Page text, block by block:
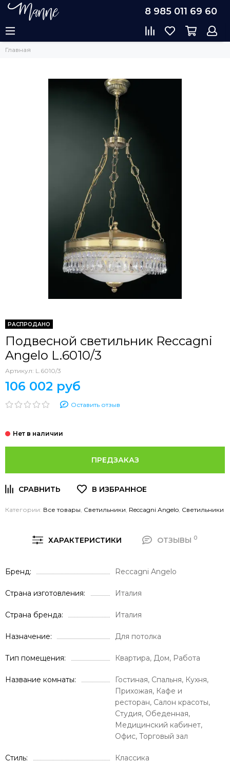
8 985 011 69 60
Главная
РАСПРОДАНО
Подвесной светильник Reccagni
Angelo L.6010/3
Артикул: L.6010/3
106 002 руб
Оставить отзыв
ПРЕДЗАКАЗ
Категории: Все товары Светильники Reccagni Angelo Светильники
ХАРАКТЕРИСТИКИ ОТЗЫВЫ 0
Бренд Reccagni Angelo
Страна изготовления Италия
Страна бренда Италия
Назначение Для потолка
Тип помещения Квартира, Дом, Работа
Название комнаты
Гостиная, Спальня, Кухня,
Прихожая, Кафе и
ресторан, Салон красоты,
Студия, Обеденная,
Медицинский кабинет,
Офис, Торговый зал
Стиль Классика